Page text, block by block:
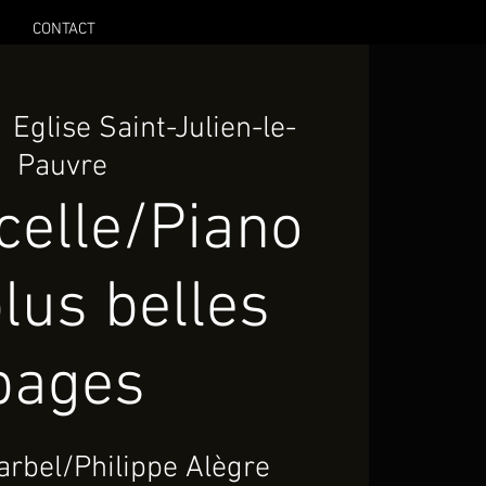
CONTACT
Eglise Saint-Julien-le-
Pauvre
Piano
belles
Philippe Alègre